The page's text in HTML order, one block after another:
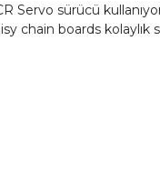
Servo sürücü
chain boards kolaylık